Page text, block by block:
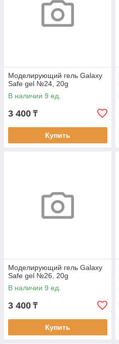
Моделирующий гель Galaxy
Safe gel №24, 20g
В наличии 9 ед.
3 400 ₸
Купить
Моделирующий гель Galaxy
Safe gel №26, 20g
В наличии 9 ед.
3 400 ₸
Купить